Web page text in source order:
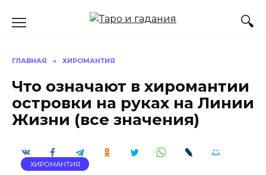
ГЛАВНАЯ » ХИРОМАНТИЯ
Что означают в хиромантии
островки на руках на Линии
Жизни (все значения)
ХИРОМАНТИЯ